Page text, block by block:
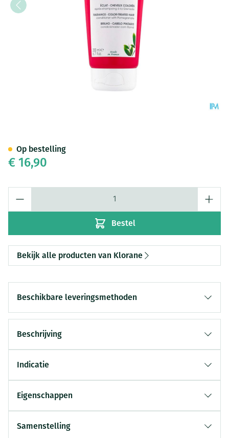
€ 16,90
Bestel
Op bestelling
Bekijk alle producten van Klorane
Beschikbare leveringsmethoden
Beschrijving
Indicatie
Eigenschappen
Samenstelling